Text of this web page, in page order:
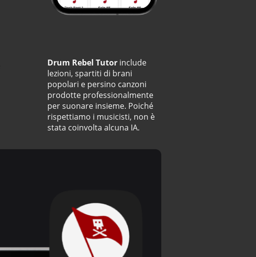
Drum Rebel Tutor include
lezioni, spartiti di brani
popolari e persino canzoni
prodotte professionalmente
per suonare insieme. Poiché
rispettiamo i musicisti, non è
stata coinvolta alcuna IA.